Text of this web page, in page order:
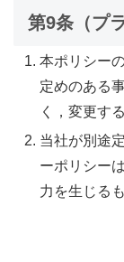
第9条（プ
本ポリシー
定めのある
く，変更す
当社が別途
ーポリシー
力を生じる